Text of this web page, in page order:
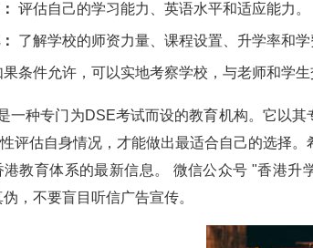
评估自己的学习能力、英语水平和适应能力。
了解学校的师资力量、课程设置、升学率和学
果条件允许，可以实地考察学校，与老师和学生
一种专门为DSE考试而设的教育机构。它以
评估自身情况，才能做出最适合自己的选择
教育体系的最新信息。 微信公众号 "香港升
，不要盲目听信广告宣传。